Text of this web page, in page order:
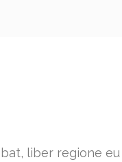
liber regione eu